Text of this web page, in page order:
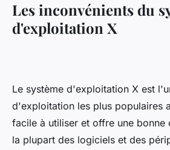
Les inconvénients du
d'exploitation X
Le système d'exploitation X est
d'exploitation les plus populaires
facile à utiliser et offre une bonne
la plupart des logiciels et des